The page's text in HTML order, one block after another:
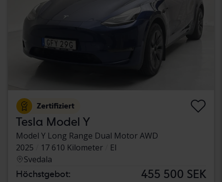
Zertifiziert
Tesla Model Y
Model Y Long Range Dual Motor AWD
2025
17 610 Kilometer
El
Svedala
Höchstgebot: 455 500 SEK